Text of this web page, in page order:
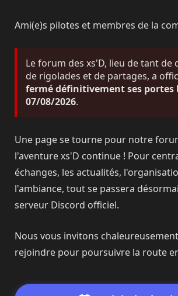
Ami(e)s pilotes et membres de la
Le forum des xs'D, lieu de tant de
de rigolades et de partages, a
fermé définitivement ses portes
07/08/2026.
Une page se tourne pour notre
l'aventure xs'D continue ! Pour
échanges, les actualités,
l'ambiance, tout se passera
serveur Discord officiel.
Nous vous invitons
rejoindre pour poursuivre la route